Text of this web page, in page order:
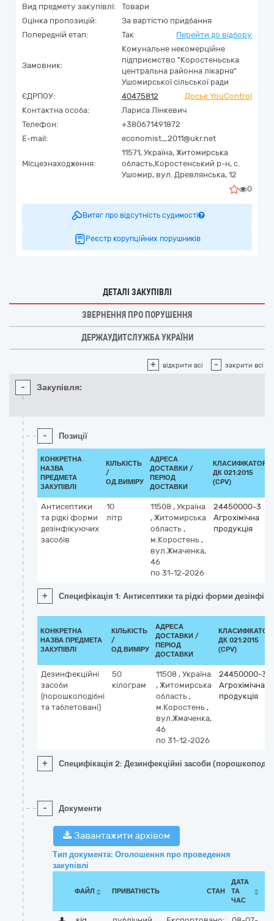
Вид предмету закупівлі:
Товари
Оцінка пропозицій:
За вартістю придбання
Попередній етап:
Так Перейти до відбору
Замовник:
Комунальне некомерційне
підприємство "Коростеньська
центральна районна лікарня"
Ушомирської сільської ради
ЄДРПОУ:
40475812
Досьє YouControl
Контактна особа:
Лариса Лінкевич
Телефон:
+380671491872
E-mail:
economist_2011@ukr.net
Місцезнаходження:
11571, Україна, Житомирська
область,Коростенський р-н, с.
Ушомир, вул. Древлянська, 12
0
Витяг про відсутність судимості
Реєстр корупційних порушників
ДЕТАЛІ ЗАКУПІВЛІ
ЗВЕРНЕННЯ ПРО ПОРУШЕННЯ
ДЕРЖАУДИТСЛУЖБА УКРАЇНИ
+ відкрити всі - закрити всі
- Закупівля:
- Позиції
КОНКРЕТНА
НАЗВА
ПРЕДМЕТА
ЗАКУПІВЛІ
КІЛЬКІСТЬ
/
ОД.ВИМІРУ
АДРЕСА
ДОСТАВКИ /
ПЕРІОД
ДОСТАВКИ
КЛАСИФІКАТОР
ДК 021:2015
(CPV)
Антисептики
та рідкі форми
дезінфікуючих
засобів
10
літр
11508 , Україна
, Житомирська
область ,
м.Коростень ,
вул.Жмаченка,
46
по 31-12-2026
24450000-3
Агрохімічна
продукція
+ Специфікація 1: Антисептики та рідкі форми
КОНКРЕТНА
НАЗВА ПРЕДМЕТА
ЗАКУПІВЛІ
КІЛЬКІСТЬ
/
ОД.ВИМІРУ
АДРЕСА
ДОСТАВКИ /
ПЕРІОД
ДОСТАВКИ
КЛАСИФІКАТОР
ДК 021:2015
(CPV)
Дезинфекційні
засоби
(порошкоподібні
та таблетовані)
50
кілограм
11508 , Україна
, Житомирська
область ,
м.Коростень ,
вул.Жмаченка,
46
по 31-12-2026
24450000-3
Агрохімічна
продукція
+ Специфікація 2: Дезинфекційні засоби
- Документи
Завантажити архівом
Тип документа: Оголошення про проведення
закупівлі
ФАЙЛ ПРИВАТНІСТЬ СТАН
ДАТА
ТА
ЧАС